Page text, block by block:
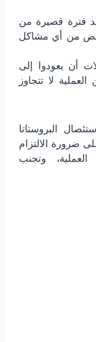
فترة قصيرة من
من أي مشاكل
من الحالات أن يعودوا إلى
لا تتجاوز
البروستاتا
ضرورة الالتزام
وتجنب